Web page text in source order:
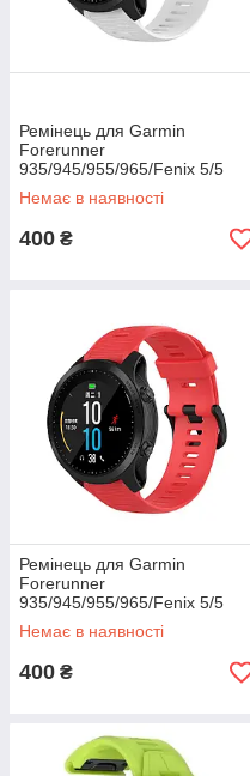
Ремінець для Garmin
Forerunner
935/945/955/965/Fenix 5/5
Plus/6/7/8-47 мм. (білий)
Немає в наявності
400 ₴
Ремінець для Garmin
Forerunner
935/945/955/965/Fenix 5/5
Plus/6/7/8-47 мм. (червоний)
Немає в наявності
400 ₴